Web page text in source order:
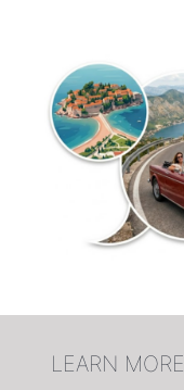
LEARN MORE